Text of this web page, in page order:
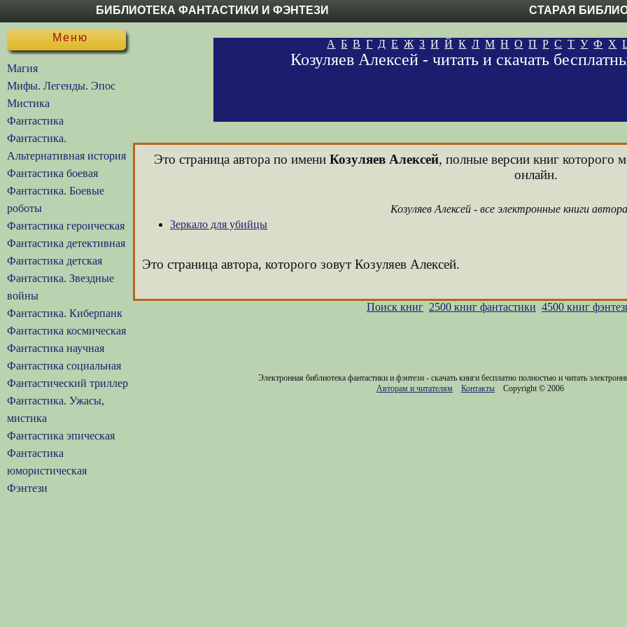
БИБЛИОТЕКА ФАНТАСТИКИ И ФЭНТЕЗИ СТАРАЯ
Меню
Магия
Мифы. Легенды. Эпос
Мистика
Фантастика
Фантастика.
Альтернативная история
Фантастика боевая
Фантастика. Боевые
роботы
Фантастика героическая
Фантастика детективная
Фантастика детская
Фантастика. Звездные
войны
Фантастика. Киберпанк
Фантастика космическая
Фантастика научная
Фантастика социальная
Фантастический триллер
Фантастика. Ужасы,
мистика
Фантастика эпическая
Фантастика
юмористическая
Фэнтези
А Б В Г Д Е Ж З И Й К Л М Н О П Р С Т У Ф Х
Козуляев Алексей - читать и скачать
Это страница автора по имени Козуляев Алексей, полные версии книг которого
онлайн.
Козуляев Алексей - все электронные книги
Зеркало для убийцы
Это страница автора, которого зовут Козуляев Алексей.
Поиск книг 2500 книг фантастики 4500 книг
Электронная библиотека фантастики и фэнтези - скачать книги бесплатно полностью и читать
Авторам и читателям
Контакты Copyright © 2006